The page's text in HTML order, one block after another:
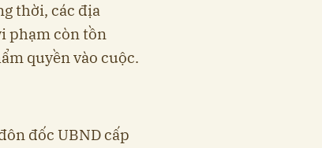
thời, các địa
phạm còn tồn
quyền vào cuộc.
đốc UBND cấp